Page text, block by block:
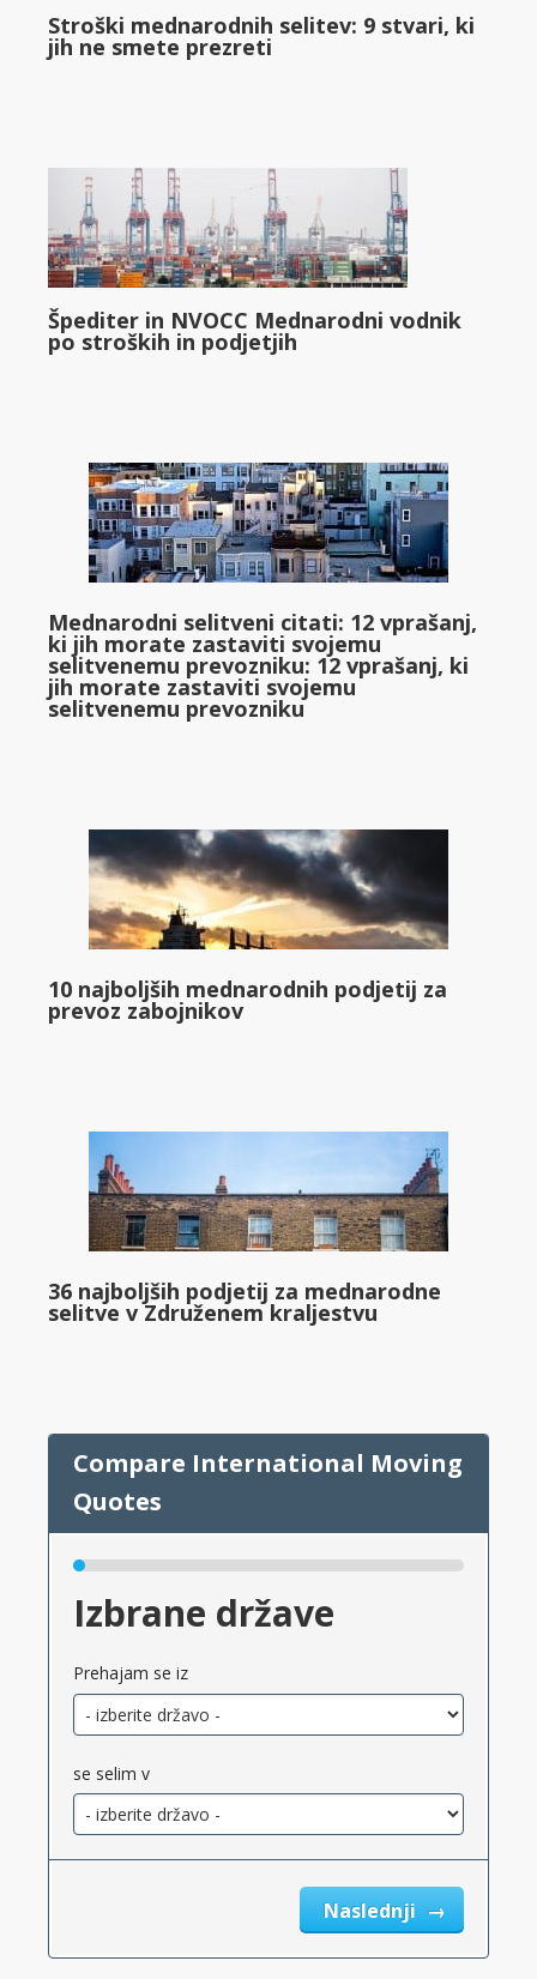
Stroški mednarodnih selitev: 9 stvari, ki
jih ne smete prezreti
Špediter in NVOCC Mednarodni vodnik
po stroških in podjetjih
Mednarodni selitveni citati: 12 vprašanj,
ki jih morate zastaviti svojemu
selitvenemu prevozniku: 12 vprašanj, ki
jih morate zastaviti svojemu
selitvenemu prevozniku
10 najboljših mednarodnih podjetij za
prevoz zabojnikov
36 najboljših podjetij za mednarodne
selitve v Združenem kraljestvu
Izbrane države
Prehajam se iz
se selim v
Naslednji